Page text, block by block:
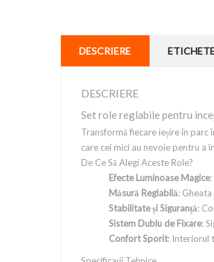
DESCRIERE
DESCRIERE
Set role reglabile pentru
Transformă fiecare ieșire în
care cei mici au nevoie pentru a
De Ce Să Alegi Aceste Role?
Efecte Luminoase Magice:
Măsură Reglabilă:
Stabilitate și Siguranță:
Sistem Dublu de Fixare:
Confort Sporit: Interiorul